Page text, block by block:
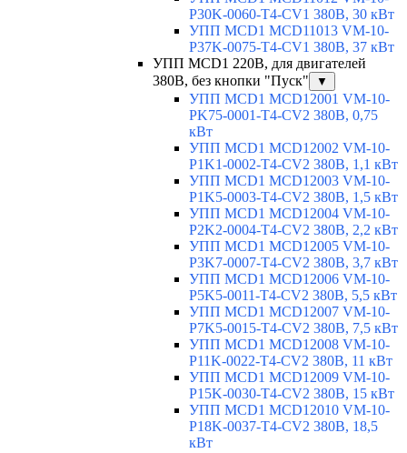
P30K-0060-T4-CV1 380В, 30 кВт
УПП MCD1 MCD11013 VM-10-
P37K-0075-T4-CV1 380В, 37 кВт
УПП MCD1 220В, для двигателей
380В, без кнопки "Пуск"
▼
УПП MCD1 MCD12001 VM-10-
PK75-0001-T4-CV2 380В, 0,75
кВт
УПП MCD1 MCD12002 VM-10-
P1K1-0002-T4-CV2 380В, 1,1 кВт
УПП MCD1 MCD12003 VM-10-
P1K5-0003-T4-CV2 380В, 1,5 кВт
УПП MCD1 MCD12004 VM-10-
P2K2-0004-T4-CV2 380В, 2,2 кВт
УПП MCD1 MCD12005 VM-10-
P3K7-0007-T4-CV2 380В, 3,7 кВт
УПП MCD1 MCD12006 VM-10-
P5K5-0011-T4-CV2 380В, 5,5 кВт
УПП MCD1 MCD12007 VM-10-
P7K5-0015-T4-CV2 380В, 7,5 кВт
УПП MCD1 MCD12008 VM-10-
P11K-0022-T4-CV2 380В, 11 кВт
УПП MCD1 MCD12009 VM-10-
P15K-0030-T4-CV2 380В, 15 кВт
УПП MCD1 MCD12010 VM-10-
P18K-0037-T4-CV2 380В, 18,5
кВт